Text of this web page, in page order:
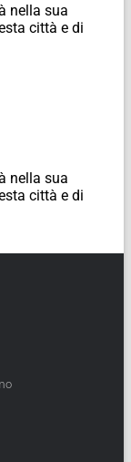
nella sua
città e di
nella sua
città e di